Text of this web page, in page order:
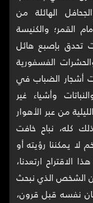
الهائلة من
القمر؛ والكنيسة
تحدق بإصبع هائل
الفسفورية
أشجار الضباب في
وأشياء غير
من عبر الأهوار
كله، نباح خافت
يمكننا رؤيته أو
الاقتراح ارتعدنا،
الشخص الذي نبحث
نفسه قبل قرون،